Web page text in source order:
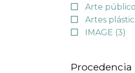
Arte público
Artes
IMAGE (3)
Procedencia